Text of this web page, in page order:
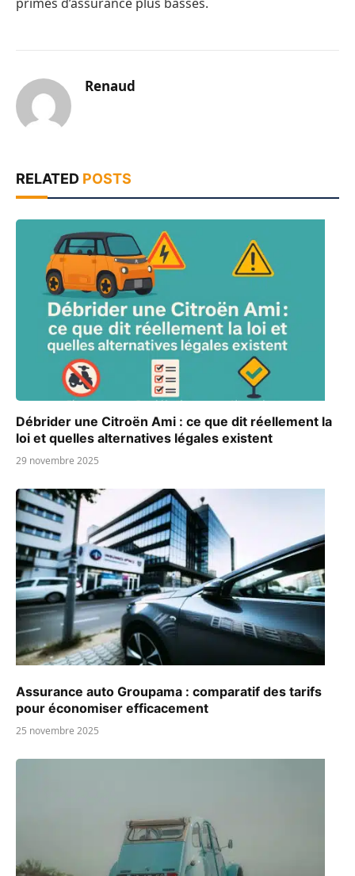
Renaud
RELATED POSTS
Débrider une Citroën Ami : ce que dit réellement la
loi et quelles alternatives légales existent
29 novembre 2025
Assurance auto Groupama : comparatif des tarifs
pour économiser efficacement
25 novembre 2025